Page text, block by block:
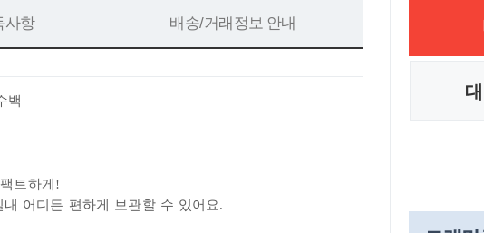
사항 배송/거래정보 안내
백
트하게!
어디든 편하게 보관할 수 있어요.